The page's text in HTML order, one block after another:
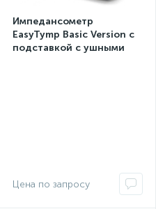
Импедансометр
EasyTymp Basic Version с
подставкой с ушными